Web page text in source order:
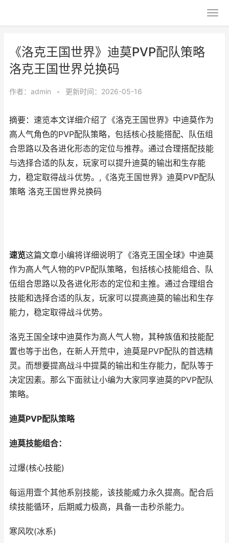
《洛克王国世界》迪莫PVP配队策略
洛克王国世界兑换码
作者： admin • 更新时间：2026-05-16
摘要：速览本文详细介绍了《洛克王国世界》中迪莫作为
高人气角色的PVP配队策略，包括核心技能搭配、队伍组
合思路以及各进化形态的定位与推荐。通过合理搭配技能
与选择合适的队友，玩家可以提升迪莫的输出和生存能
力，稳定取得战斗优势。,《洛克王国世界》迪莫PVP配队
策略 洛克王国世界兑换码
速览这篇文章小编将详细说明了《洛克王国全球》中迪莫
作为高人气人物的PVP配队策略，包括核心技能组合、队
伍组合思路以及各进化形态的定位和主推。通过合理组合
技能和选择合适的队友，玩家可以提高迪莫的输出和生存
能力，稳定取得战斗优势。
洛克王国全球中迪莫作为高人气人物，其种族值和技能配
置也等于出色，在新人开荒中，迪莫是PVP配队的首选精
灵。而想要提高战斗中提莫的输出和生存能力，配队等于
决定因素。那么下面就让小编为大家同享迪莫的PVP配队
策略。
迪莫PVP配队策略
迪莫技能组合：
过爆(核心技能)
每运用壹个其他系别技能，该技能威力永久提高。配合后
续技能循环，后期威力极高，具备一击秒杀能力。
寒风吹(冰系)